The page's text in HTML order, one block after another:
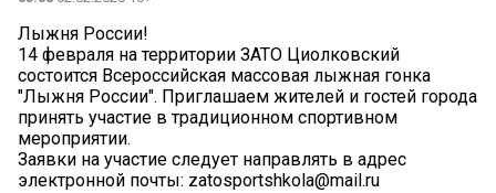
Лыжня России!
14 февраля на территории ЗАТО Циолковский
состоится Всероссийская массовая лыжная гонка
"Лыжня России". Приглашаем жителей и гостей города
принять участие в традиционном спортивном
мероприятии.
Заявки на участие следует направлять в адрес
электронной почты: zatosportshkola@mail.ru